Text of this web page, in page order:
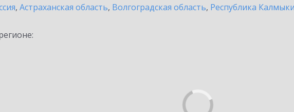
, Астраханская область, Волгоградская область, Республика